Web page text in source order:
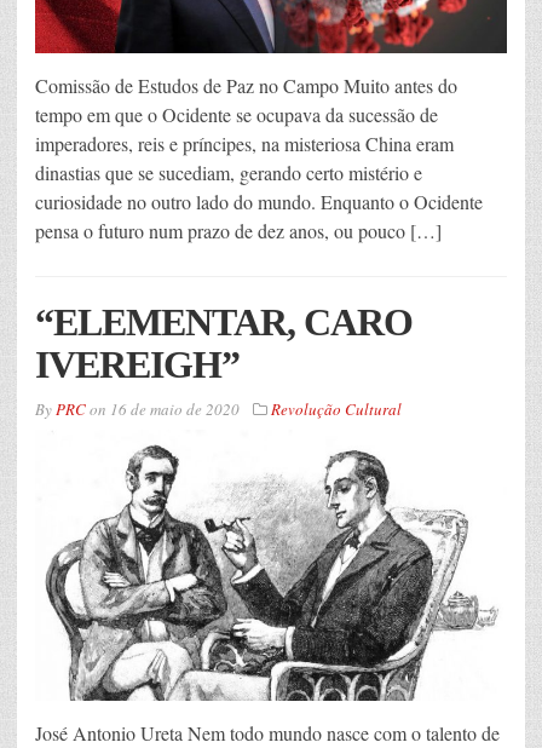
Comissão de Estudos de Paz no Campo Muito antes do
tempo em que o Ocidente se ocupava da sucessão de
imperadores, reis e príncipes, na misteriosa China eram
dinastias que se sucediam, gerando certo mistério e
curiosidade no outro lado do mundo. Enquanto o Ocidente
pensa o futuro num prazo de dez anos, ou pouco […]
“ELEMENTAR, CARO
IVEREIGH”
ByPRCon 16 de maio de 2020 Revolução Cultural
José Antonio Ureta Nem todo mundo nasce com o talento de